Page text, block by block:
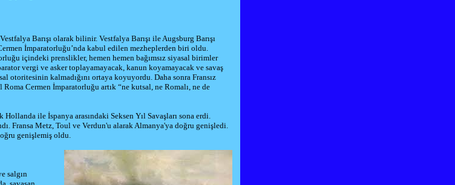
Barışı olarak bilinir. Vestfalya Barışı ile Augsburg Barışı
İmparatorluğu’nda kabul edilen mezheplerden biri oldu.
içindeki prenslikler, hemen hemen bağımsız siyasal birimler
vergi ve asker toplayamayacak, kanun koyamayacak ve savaş
otoritesinin kalmadığını ortaya koyuyordu. Daha sonra Fransız
Cermen İmparatorluğu artık “ne kutsal, ne Romalı, ne de
Hollanda ile İspanya arasındaki Seksen Yıl Savaşları sona erdi.
Fransa Metz, Toul ve Verdun'u alarak Almanya'ya doğru genişledi.
genişlemiş oldu.
salgın